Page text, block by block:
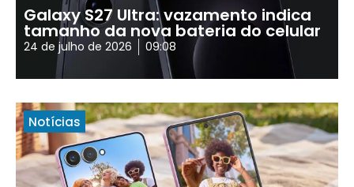
Galaxy S27 Ultra: vazamento indica
tamanho da nova bateria do celular
24 de julho de 2026 09:08
Notícias